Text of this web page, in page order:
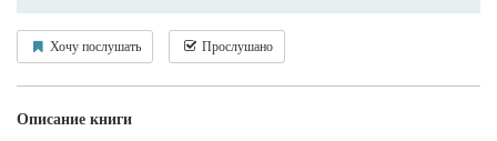
Хочу послушать Прослушано
Описание книги